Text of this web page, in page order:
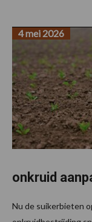
onkruid
4 mei 2026
Nu de suikerbieten